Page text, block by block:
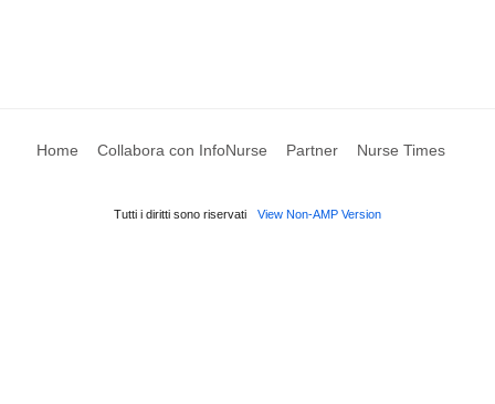
Home Collabora con InfoNurse Partner Nurse Times
Tutti i diritti sono riservati View Non-AMP Version